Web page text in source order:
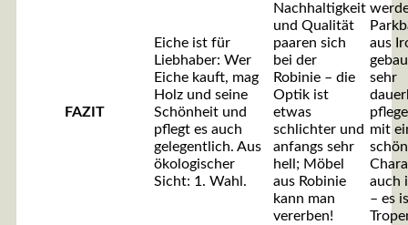
FAZIT
Eiche ist für
Liebhaber: Wer
Eiche kauft, mag
Holz und seine
Schönheit und
pflegt es auch
gelegentlich. Aus
ökologischer
Sicht: 1. Wahl.
Nachhaltigkeit
und Qualität
paaren sich
bei der
Robinie – die
Optik ist
etwas
schlichter und
anfangs sehr
hell; Möbel
aus Robinie
kann man
vererben!
aus
sehr
mit
auch
– es